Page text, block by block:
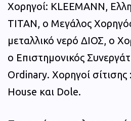
Χορηγοί: KLEEMANN,
ΤΙΤΑΝ, ο Μεγάλος
μεταλλικό νερό ΔΙΟΣ, ο
ο Επιστημονικός
Ordinary. Χορηγοί
House και Dole.